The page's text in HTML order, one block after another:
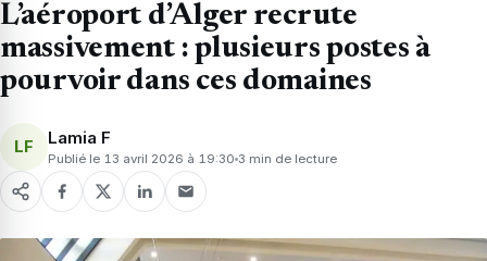
L’aéroport d’Alger recrute
massivement : plusieurs postes à
pourvoir dans ces domaines
LF Lamia F
Publié le 13 avril 2026 à 19:30 3 min de lecture